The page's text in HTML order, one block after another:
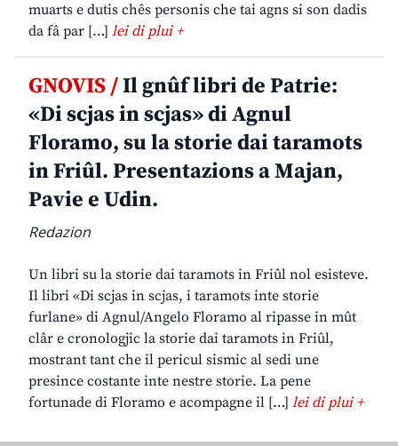
muarts e dutis chês personis che tai agns si son dadis
da fâ par […] lei di plui +
GNOVIS /Il gnûf libri de Patrie:
«Di scjas in scjas» di Agnul
Floramo, su la storie dai taramots
in Friûl. Presentazions a Majan,
Pavie e Udin.
Redazion
Un libri su la storie dai taramots in Friûl nol esisteve.
Il libri «Di scjas in scjas, i taramots inte storie
furlane» di Agnul/Angelo Floramo al ripasse in mût
clâr e cronologjic la storie dai taramots in Friûl,
mostrant tant che il pericul sismic al sedi une
presince costante inte nestre storie. La pene
fortunade di Floramo e acompagne il […] lei di plui +